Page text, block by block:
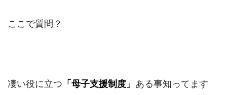
ここで質問？
凄い役に立つ 「母子支援制度」 ある事知ってます